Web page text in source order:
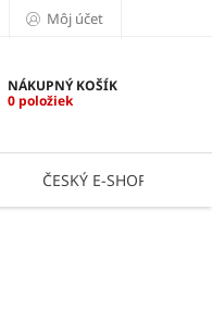
Môj účet
NÁKUPNÝ KOŠÍK
0 položiek
ČESKÝ E-SHOP